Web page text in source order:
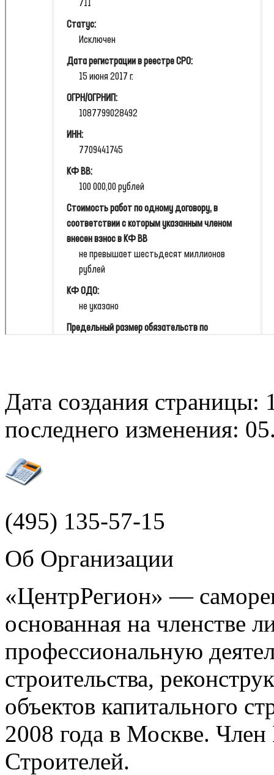
Дата создания страницы:
последнего изменения:
(495) 135-57-15
Об Организации
«ЦентрРегион» —
основанная на членстве
профессиональную
строительства,
объектов капитального
2008 года в Москве.
Строителей.